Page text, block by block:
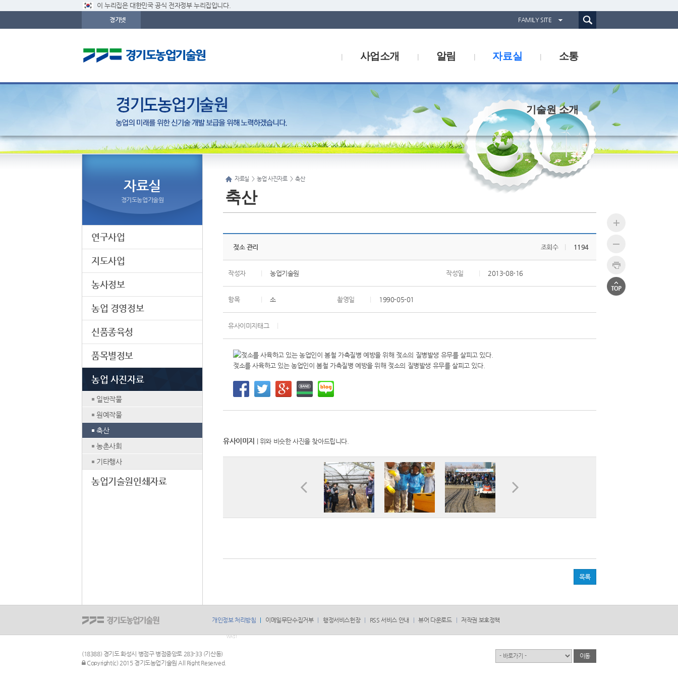
이 누리집은 대한민국 공식 전자정부 누리집입니다.
경기넷 FAMILY SITE
경기도동물위생시험소
경기해양수산자원연구소
통합검색(웹)
소통
자료실
알림
사업소개
기술원 소개
자료실 > 농업 사진자료 > 축산
축산
젖소 관리 조회수 1194
작성자 농업기술원 작성일 2013-08-16
항목 소 촬영일 1990-05-01
유사이미지태그
젖소를 사육하고 있는 농업인이 봄철 가축질병 예방을 위해 젖소의 질병발생 유무를 살피고 있다.
유사이미지 | 위와 비슷한 사진을 찾아드립니다.
목록
경기도농업기술원
자료실
연구사업
지도사업
농사정보
농업 경영정보
신품종육성
품목별정보
농업 사진자료
일반작물
원예작물
축산
농촌사회
기타행사
농업기술원인쇄자료
개인정보 처리방침 이메일무단수집거부 행정서비스헌장 RSS 서비스 안내 뷰어 다운로드 저작권 보호정책
(18388) 경기도 화성시 병점구 병점중앙로 283-33 (기산동)
관리자 로그인
Copyright(c) 2015 경기도농업기술원 All Right Reserved.
유관기관 이동
WAS1